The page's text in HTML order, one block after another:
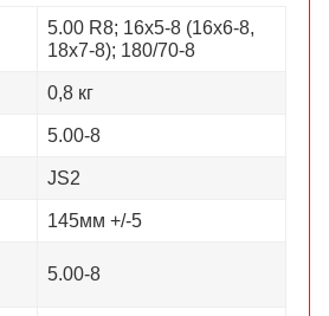
5.00 R8; 16х5-8 (16х6-8,
18х7-8); 180/70-8
0,8 кг
5.00-8
JS2
145мм +/-5
5.00-8